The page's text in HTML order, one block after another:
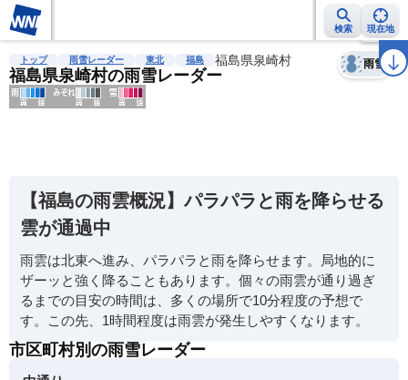
検索 現在地
雨雲レーダー 台風情報 地震情報 警報・注意報 2週間天気 ラ
トップ 雨雪レーダー 東北 福島 福島県泉崎村
福島県泉崎村の雨雪レーダー
雨雪
天気 台風
【福島の雨雲概況】パラパラと雨を降らせる
雲が通過中
雨雲は北東へ進み、パラパラと雨を降らせます。局地的に
ザーッと強く降ることもあります。個々の雨雲が通り過ぎ
るまでの目安の時間は、多くの場所で10分程度の予想で
す。この先、1時間程度は雨雲が発生しやすくなります。
市区町村別の雨雪レーダー